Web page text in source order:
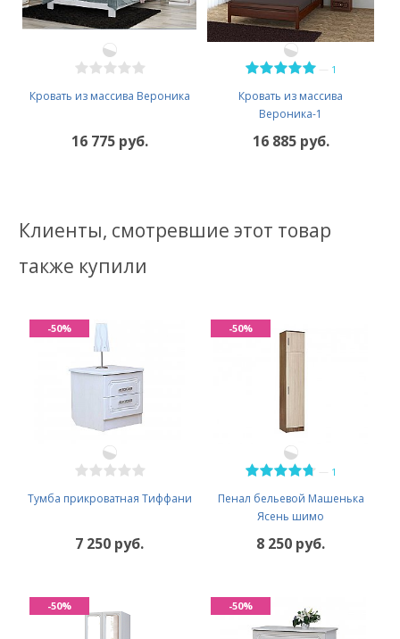
Кровать из массива Вероника
16 775 руб.
1
Кровать из массива
Вероника-1
16 885 руб.
Клиенты, смотревшие этот товар
также купили
Тумба прикроватная Тиффани
7 250 руб.
-50%
1
Пенал бельевой Машенька
Ясень шимо
8 250 руб.
-50%
-50% -50%